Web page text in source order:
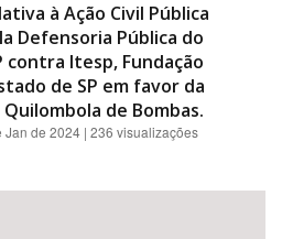
à Ação Civil Pública
Defensoria Pública do
contra Itesp, Fundação
de SP em favor da
de Bombas.
Jan de 2024 | 236 visualizações